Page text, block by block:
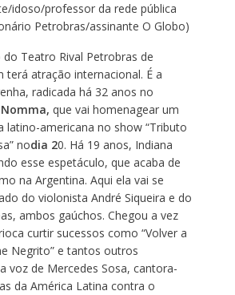
idoso/professor da rede pública
Petrobras/assinante O Globo)
Teatro Rival Petrobras de
terá atração internacional. É a
radicada há 32 anos no
que vai homenagear um
latino-americana no show “Tributo
nodia 20. Há 19 anos, Indiana
esse espetáculo, que acaba de
na Argentina. Aqui ela vai se
do violonista André Siqueira e do
ambos gaúchos. Chegou a vez
curtir sucessos como “Volver a
Negrito” e tantos outros
voz de Mercedes Sosa, cantora-
da América Latina contra o